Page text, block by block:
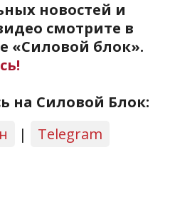
новостей и
смотрите в
«Силовой блок».
на Силовой Блок:
| Telegram